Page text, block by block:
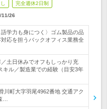
完全週休2日制
11/26
学力も身につく〉ゴム製品の品
応を担うバックオフィス業務全
土日休みでオフもしっかり充
キル／製造業での経験（目安3年
町大字羽尾4962番地 交通アク
…